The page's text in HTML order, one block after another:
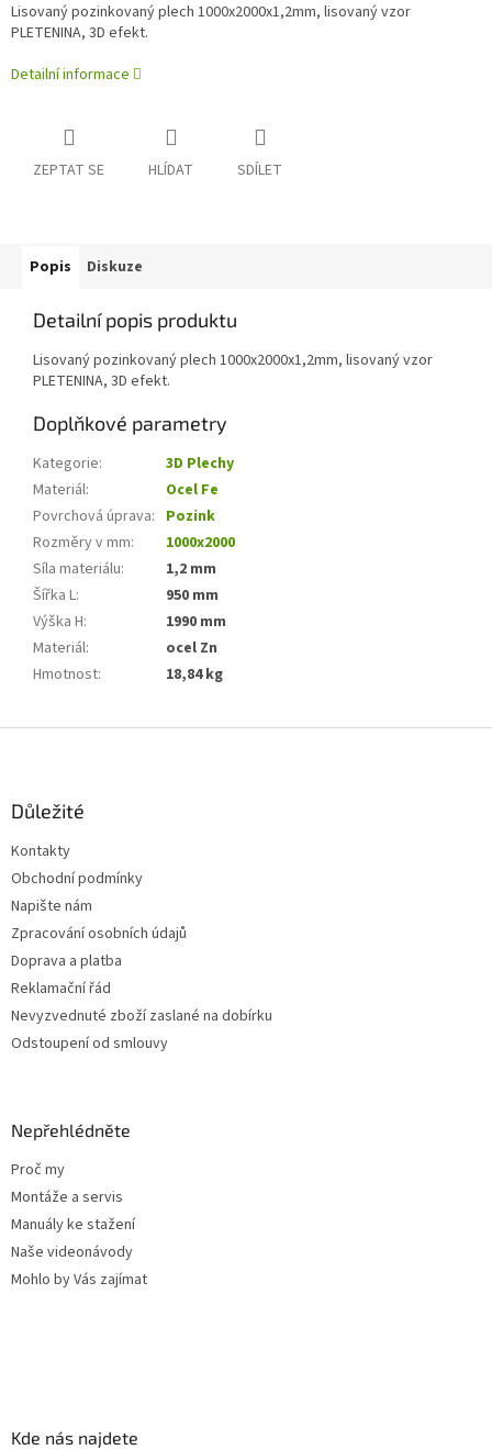
Lisovaný pozinkovaný plech 1000x2000x1,2mm, lisovaný vzor
PLETENINA, 3D efekt.
Detailní informace
ZEPTAT SE HLÍDAT SDÍLET
Popis Diskuze
Detailní popis produktu
Lisovaný pozinkovaný plech 1000x2000x1,2mm, lisovaný vzor
PLETENINA, 3D efekt.
Doplňkové parametry
Kategorie:
3D Plechy
Materiál:
Ocel Fe
Povrchová úprava: Pozink
Rozměry v mm:
1000x2000
Síla materiálu:
1,2 mm
Šířka L:
950 mm
Výška H:
1990 mm
Materiál:
ocel Zn
Hmotnost: 18,84 kg
Důležité
Kontakty
Obchodní podmínky
Napište nám
Zpracování osobních údajů
Doprava a platba
Reklamační řád
Nevyzvednuté zboží zaslané na dobírku
Odstoupení od smlouvy
Nepřehlédněte
Proč my
Montáže a servis
Manuály ke stažení
Naše videonávody
Mohlo by Vás zajímat
Kde nás najdete